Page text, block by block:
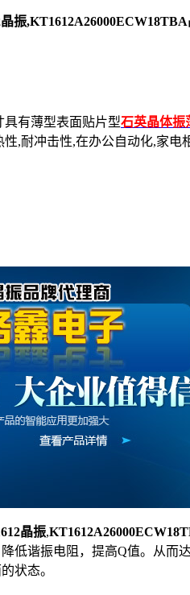
振
有薄型表面贴片型石英晶体振
,耐冲击性,在办公自动化,家电
晶振,
低谐振电阻，提高Q值。从而
状态。